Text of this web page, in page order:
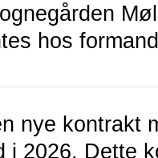
hos
nye kontrakt
2026. Dette